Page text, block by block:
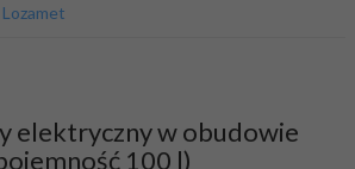
elektryczny w obudowie
100 l)